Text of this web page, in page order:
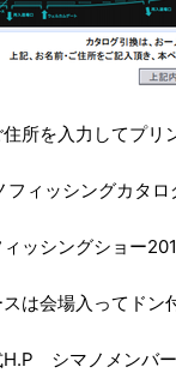
所を入力してプリ
フィッシングカタロ
ッシングショー
は会場入ってドン
H.P シマノメンバ